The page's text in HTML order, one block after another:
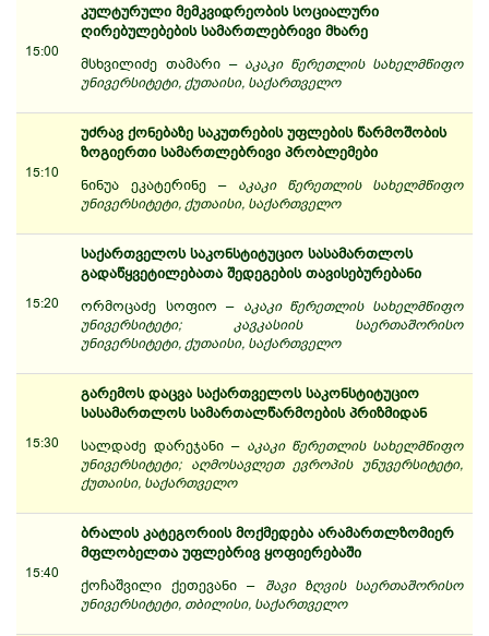
15:00
კულტურული მემკვიდრეობის სოციალური
ღირებულებების სამართლებრივი მხარე
მსხვილიძე თამარი – აკაკი წერეთლის სახელმწიფო
უნივერსიტეტი, ქუთაისი, საქართველო
15:10
უძრავ ქონებაზე საკუთრების უფლების წარმოშობის
ზოგიერთი სამართლებრივი პრობლემები
ნინუა ეკატერინე – აკაკი წერეთლის სახელმწიფო
უნივერსიტეტი, ქუთაისი, საქართველო
15:20
საქართველოს საკონსტიტუციო სასამართლოს
გადაწყვეტილებათა შედეგების თავისებურებანი
ორმოცაძე სოფიო – აკაკი წერეთლის სახელმწიფო
უნივერსიტეტი; კავკასიის საერთაშორისო
უნივერსიტეტი, ქუთაისი, საქართველო
15:30
გარემოს დაცვა საქართველოს საკონსტიტუციო
სასამართლოს სამართალწარმოების პრიზმიდან
სალდაძე დარეჯანი – აკაკი წერეთლის სახელმწიფო
უნივერსიტეტი; აღმოსავლეთ ევროპის უნუვერსიტეტი,
ქუთაისი, საქართველო
15:40
ბრალის კატეგორიის მოქმედება არამართლზომიერ
მფლობელთა უფლებრივ ყოფიერებაში
ქოჩაშვილი ქეთევანი – შავი ზღვის საერთაშორისო
უნივერსიტეტი, თბილისი, საქართველო